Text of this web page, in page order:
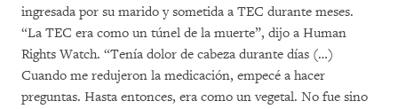
ingresada por su marido y sometida a TEC durante meses.
“La TEC era como un túnel de la muerte”, dijo a Human
Rights Watch. “Tenía dolor de cabeza durante días (…)
Cuando me redujeron la medicación, empecé a hacer
preguntas. Hasta entonces, era como un vegetal. No fue sino